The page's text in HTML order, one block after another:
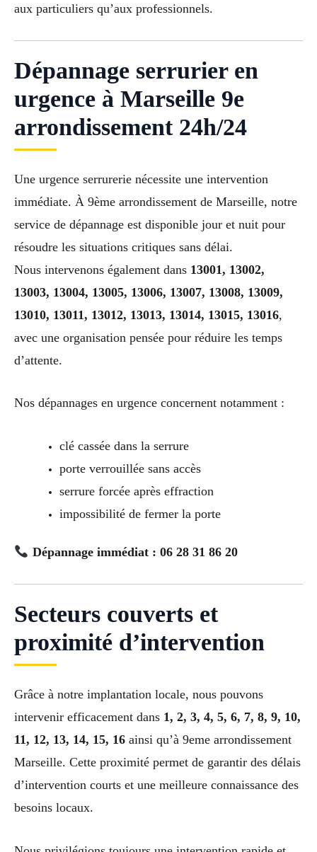
aux particuliers qu’aux professionnels.
Dépannage serrurier en
urgence à Marseille 9e
arrondissement 24h/24
Une urgence serrurerie nécessite une intervention
immédiate. À 9ème arrondissement de Marseille, notre
service de dépannage est disponible jour et nuit pour
résoudre les situations critiques sans délai.
Nous intervenons également dans 13001, 13002,
13003, 13004, 13005, 13006, 13007, 13008, 13009,
13010, 13011, 13012, 13013, 13014, 13015, 13016,
avec une organisation pensée pour réduire les temps
d’attente.
Nos dépannages en urgence concernent notamment :
clé cassée dans la serrure
porte verrouillée sans accès
serrure forcée après effraction
impossibilité de fermer la porte
Dépannage immédiat : 06 28 31 86 20
Secteurs couverts et
proximité d’intervention
Grâce à notre implantation locale, nous pouvons
intervenir efficacement dans 1, 2, 3, 4, 5, 6, 7, 8, 9, 10,
11, 12, 13, 14, 15, 16 ainsi qu’à 9eme arrondissement
Marseille. Cette proximité permet de garantir des délais
d’intervention courts et une meilleure connaissance des
besoins locaux.